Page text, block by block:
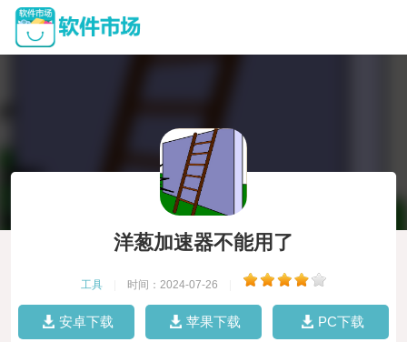
洋葱加速器不能用了
工具 时间：2024-07-26
安卓下载 苹果下载 PC下载